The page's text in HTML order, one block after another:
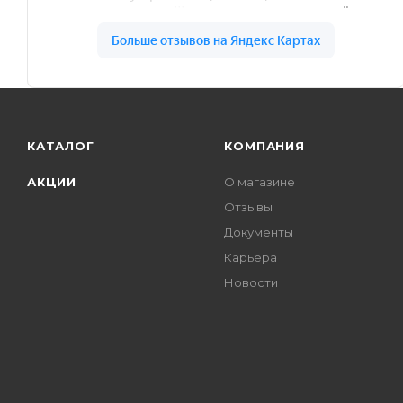
КАТАЛОГ
АКЦИИ
КОМПАНИЯ
О магазине
Отзывы
Документы
Карьера
Новости